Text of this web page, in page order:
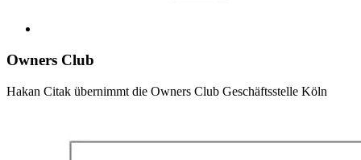
Owners Club
Hakan Citak übernimmt die Owners Club Geschäftsstelle Köln